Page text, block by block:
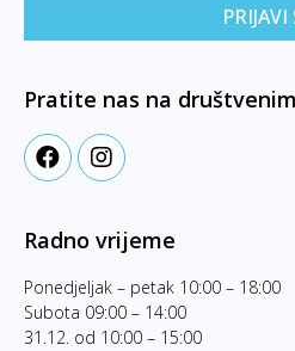
PRIJAVI
Pratite nas na
Radno vrijeme
Ponedjeljak – petak 10:00 – 18:00
Subota 09:00 – 14:00
31.12. od 10:00 – 15:00